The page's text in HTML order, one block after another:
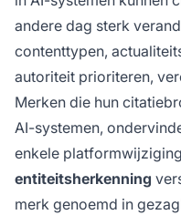
andere dag sterk
contenttypen,
autoriteit prioriteren,
Merken die hun
AI-systemen,
enkele
entiteitsherkenning
merk genoemd in